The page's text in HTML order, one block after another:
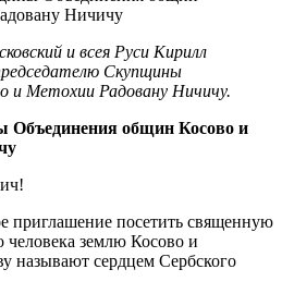
и всея Руси Кирилл
Скупщины
и Метохии Радовану Ничичу.
Объединения общин Косово и
приглашение посетить священную
человека землю Косово и
называют сердцем Сербского